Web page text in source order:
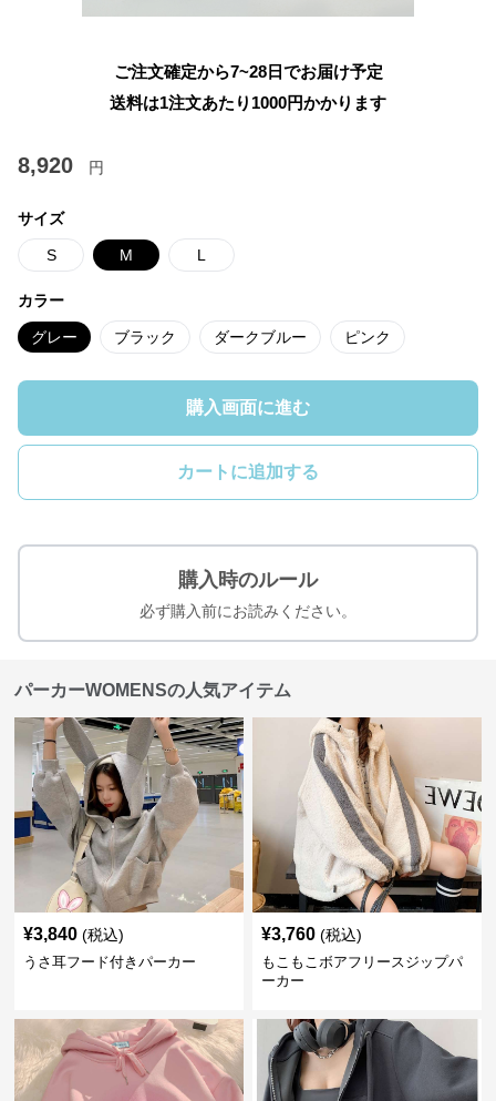
ご注文確定から7~28日でお届け予定
送料は1注文あたり 1000円かかります
8,920 円
サイズ
S M L
カラー
グレー ブラック ダークブルー ピンク
購入画面に進む
カートに追加する
購入時のルール
必ず購入前にお読みください。
パーカーWOMENSの人気アイテム
¥3,840 (税込)
うさ耳フード付きパーカー
¥3,760 (税込)
もこもこボアフリースジップパ
ーカー